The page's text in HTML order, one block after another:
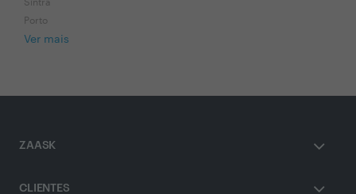
Sintra
Porto
Ver mais
ZAASK
CLIENTES